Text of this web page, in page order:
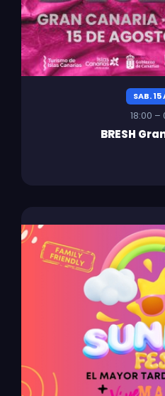
SAB. 15
18:00 –
BRESH